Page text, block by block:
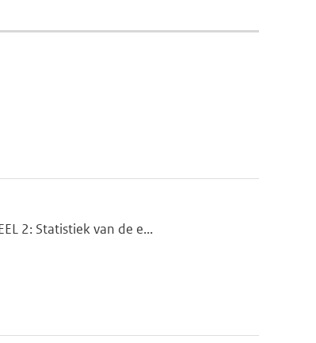
2: Statistiek van de e...